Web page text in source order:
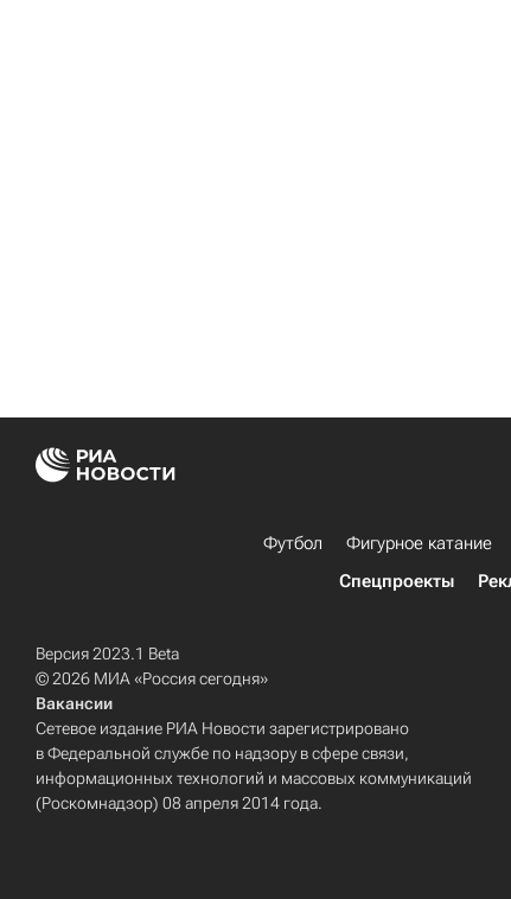
Футбол Фигурное катание
Спецпроекты
Версия 2023.1 Beta
© 2026 МИА «Россия сегодня»
Вакансии
Сетевое издание РИА Новости зарегистрировано
в Федеральной службе по надзору в сфере связи,
информационных технологий и массовых коммуникаций
(Роскомнадзор) 08 апреля 2014 года.